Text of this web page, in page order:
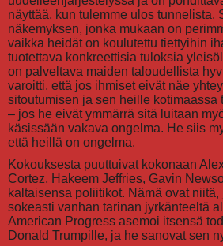
näyttää, kun tulemme ulos tunnelista.
näkemyksen, jonka mukaan on
vaikka heidät on koulutettu tiettyihin
tuotettava konkreettisia tuloksia
on palveltava maiden taloudellista
varoitti, että jos ihmiset eivät näe
sitoutumisen ja sen heille kotimaassa
– jos he eivät ymmärrä sitä luitaan
käsissään vakava ongelma. He siis
että heillä on ongelma.
Kokouksesta puuttuivat kokonaan
Cortez, Hakeem Jeffries, Gavin
kaltaisensa poliitikot. Nämä ovat
sokeasti vanhan tarinan jyrkänteeltä
American Progress asemoi itsensä
Donald Trumpille, ja he sanovat sen